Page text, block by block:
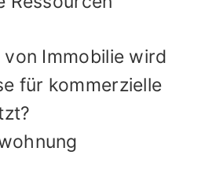
Immobilie wird
für kommerzielle